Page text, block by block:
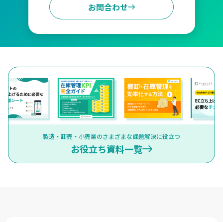
お問合わせ
製造・卸売・小売業のさまざまな課題解決に役立つ
お役立ち資料一覧